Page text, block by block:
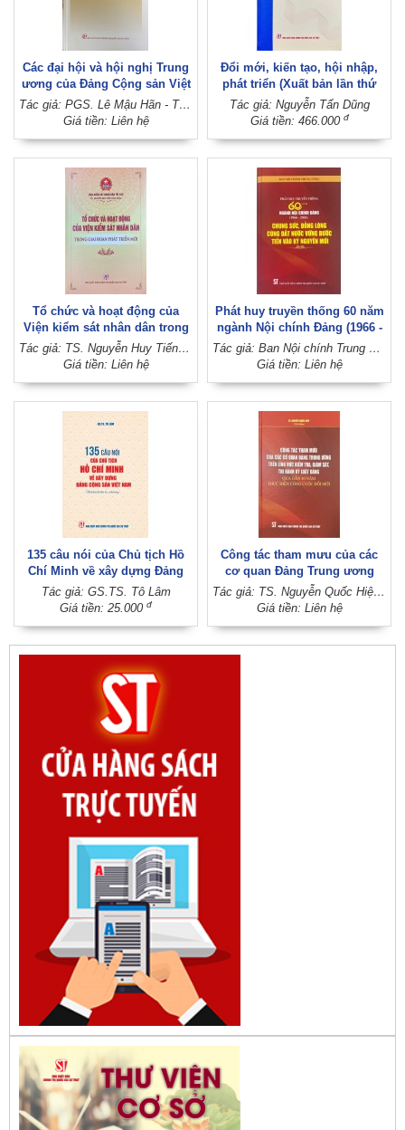
Các đại hội và hội nghị Trung
ương của Đảng Cộng sản Việt
Nam (1930 - 2025)
Tác giả: PGS. Lê Mậu Hãn - TS. Võ Văn Bé
Giá tiền: Liên hệ
Đổi mới, kiến tạo, hội nhập,
phát triển (Xuất bản lần thứ
hai)
Tác giả: Nguyễn Tấn Dũng
Giá tiền: 466.000 đ
Tổ chức và hoạt động của
Viện kiểm sát nhân dân trong
giai đoạn phát triển mới Tác giả: TS. Nguyễn Huy Tiến (Chủ biên) (Viện Kiểm sát nhân dân tối cao)
Giá tiền: Liên hệ
Phát huy truyền thống 60 năm
ngành Nội chính Đảng (1966 -
2026), chung sức, đồng lòng
cùng đất nước vững bước tiến
Tác giả: Ban Nội chính Trung ương
Giá tiền: Liên hệ
135 câu nói của Chủ tịch Hồ
Chí Minh về xây dựng Đảng
Cộng sản Việt Nam (Xuất bản
lần thứ ba, có bổ sung)
Tác giả: GS.TS. Tô Lâm
Giá tiền: 25.000 đ
Công tác tham mưu của các
cơ quan Đảng Trung ương
trên lĩnh vực kiểm tra, giám
sát, thi hành kỷ luật đảng qua
Tác giả: TS. Nguyễn Quốc Hiệp (Chủ biên)
Giá tiền: Liên hệ